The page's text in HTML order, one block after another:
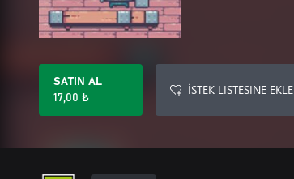
SATIN AL
17,00 ₺
İSTEK LISTESINE EKLE